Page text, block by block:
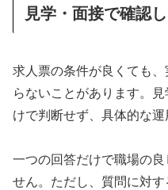
見学・面接で確認
求人票の条件が良くても
らないことがあります。
けで判断せず、具体的な運
一つの回答だけで職場の
せん。ただし、質問に対